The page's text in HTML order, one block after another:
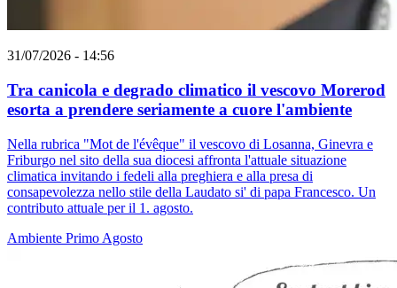
31/07/2026 - 14:56
Tra canicola e degrado climatico il vescovo Morerod
esorta a prendere seriamente a cuore l'ambiente
Nella rubrica "Mot de l'évêque" il vescovo di Losanna, Ginevra e
Friburgo nel sito della sua diocesi affronta l'attuale situazione
climatica invitando i fedeli alla preghiera e alla presa di
consapevolezza nello stile della Laudato si' di papa Francesco. Un
contributo attuale per il 1. agosto.
Ambiente Primo Agosto